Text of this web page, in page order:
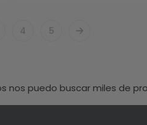
4 5
nos puedo buscar miles de